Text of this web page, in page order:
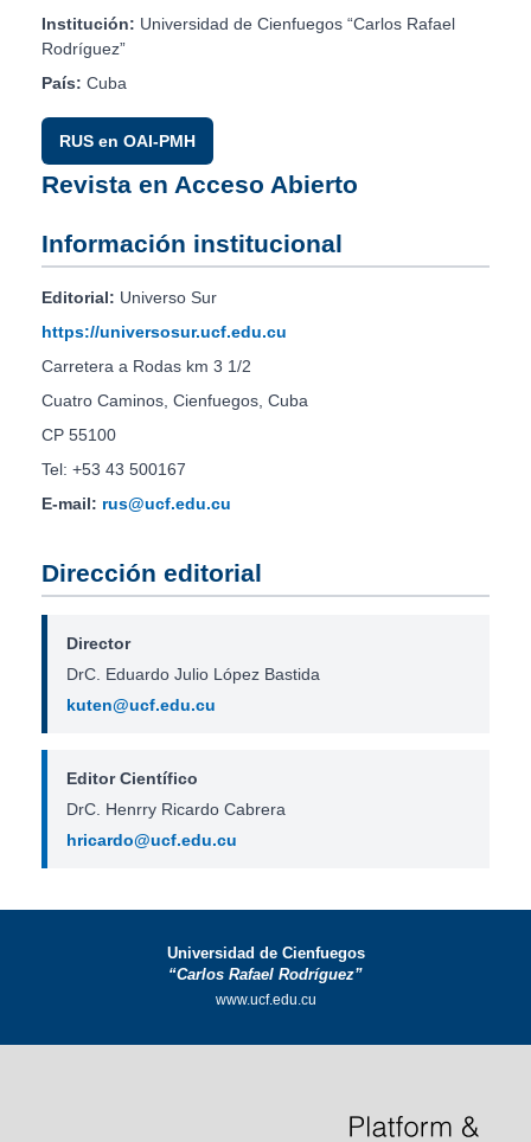
Institución: Universidad de Cienfuegos “Carlos Rafael
Rodríguez”
País: Cuba
RUS en OAI-PMH
Revista en Acceso Abierto
Información institucional
Editorial: Universo Sur
https://universosur.ucf.edu.cu
Carretera a Rodas km 3 1/2
Cuatro Caminos, Cienfuegos, Cuba
CP 55100
Tel: +53 43 500167
E-mail: rus@ucf.edu.cu
Dirección editorial
Director
DrC. Eduardo Julio López Bastida
kuten@ucf.edu.cu
Editor Científico
DrC. Henrry Ricardo Cabrera
hricardo@ucf.edu.cu
Universidad de Cienfuegos
“Carlos Rafael Rodríguez”
www.ucf.edu.cu